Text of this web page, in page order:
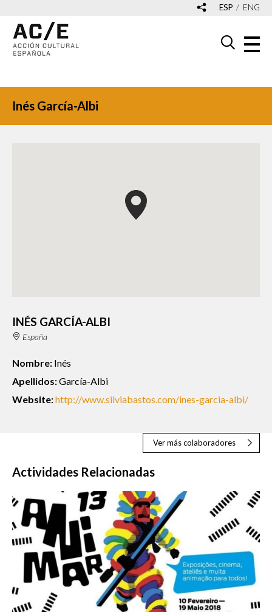
ESP ENG
Inés García-Albi
INÉS GARCÍA-ALBI
España
Nombre: Inés
Apellidos:García-Albi
Website:http://www.silviabastos.com/ines-garcia-albi/
Ver más colaboradores
Actividades Relacionadas